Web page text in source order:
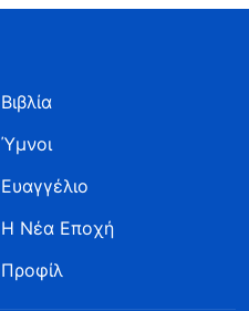
Βιβλία
Ύμνοι
Ευαγγέλιο
Η Νέα Εποχή
Προφίλ